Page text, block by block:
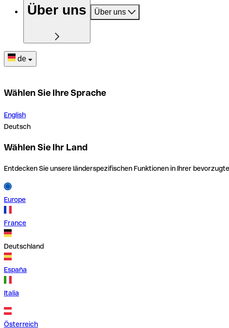
Über uns Über uns
de
Wählen Sie Ihre Sprache
English
Deutsch
Wählen Sie Ihr Land
Entdecken Sie unsere länderspezifischen Funktionen in Ihrer
Europe
France
Deutschland
España
Italia
Österreich